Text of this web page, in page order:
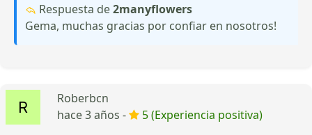
Respuesta de2manyflowers
Gema, muchas gracias por confiar en nosotros!
Roberbcn
hace 3 años -
5 (Experiencia positiva)